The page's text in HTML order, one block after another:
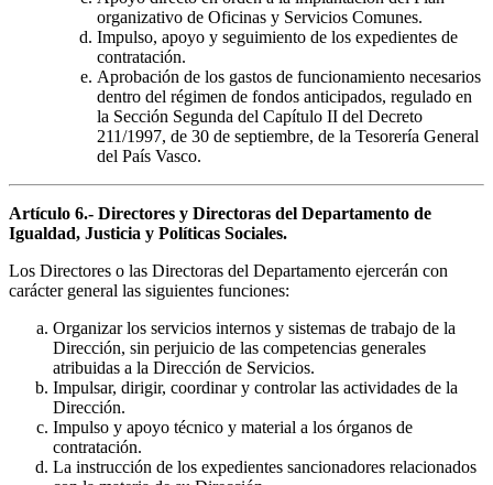
organizativo de Oficinas y Servicios Comunes.
Impulso, apoyo y seguimiento de los expedientes de
contratación.
Aprobación de los gastos de funcionamiento necesarios
dentro del régimen de fondos anticipados, regulado en
la Sección Segunda del Capítulo II del Decreto
211/1997, de 30 de septiembre, de la Tesorería General
del País Vasco.
Artículo 6.- Directores y Directoras del Departamento de
Igualdad, Justicia y Políticas Sociales.
Los Directores o las Directoras del Departamento ejercerán con
carácter general las siguientes funciones:
Organizar los servicios internos y sistemas de trabajo de la
Dirección, sin perjuicio de las competencias generales
atribuidas a la Dirección de Servicios.
Impulsar, dirigir, coordinar y controlar las actividades de la
Dirección.
Impulso y apoyo técnico y material a los órganos de
contratación.
La instrucción de los expedientes sancionadores relacionados